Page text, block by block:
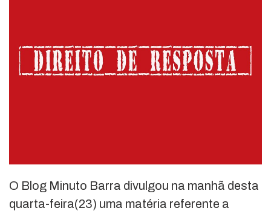
O Blog Minuto Barra divulgou na manhã desta
quarta-feira(23) uma matéria referente a